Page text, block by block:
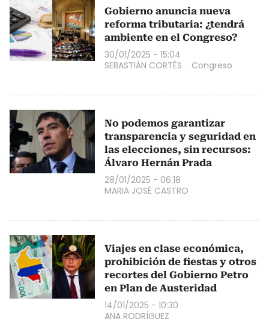
Gobierno anuncia nueva
reforma tributaria: ¿tendrá
ambiente en el Congreso?
30/01/2025 - 15:04
SEBASTIÁN CORTÉS
Congreso
No podemos garantizar
transparencia y seguridad en
las elecciones, sin recursos:
Álvaro Hernán Prada
28/01/2025 - 06:18
MARIA JOSÉ CASTRO
Viajes en clase económica,
prohibición de fiestas y otros
recortes del Gobierno Petro
en Plan de Austeridad
14/01/2025 - 10:30
ANA RODRÍGUEZ